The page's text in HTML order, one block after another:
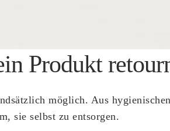
Produkt
möglich. Aus
sie selbst zu entsorgen.